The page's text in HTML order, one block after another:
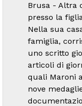
Brusa - Altra
presso la
Nella sua
famiglia,
uno scritto
articoli di
quali Maroni
nove